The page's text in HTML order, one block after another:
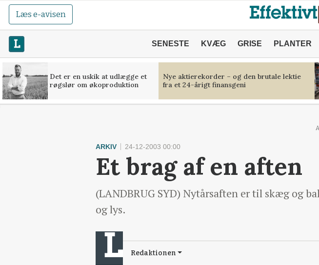
Læs e-avisen
SENESTE KVÆG GRISE PLANTER
Det er en uskik at udlægge et
røgslør om økoproduktion
Nye aktierekorder – og den brutale lektie
fra et 24-årigt finansgeni
ARKIV 24-12-2003 00:00
Et brag af en aften
(LANDBRUG SYD) Nytårsaften er til skæg og
og lys.
Redaktionen